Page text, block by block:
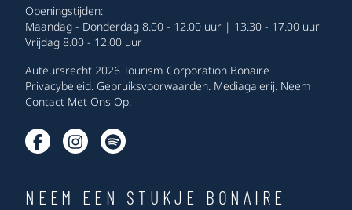
Openingstijden:
Maandag - Donderdag 8.00 - 12.00 uur | 13.30 - 17.00 uur
Vrijdag 8.00 - 12.00 uur
Auteursrecht 2026 Tourism Corporation Bonaire
Privacybeleid. Gebruiksvoorwaarden. Mediagalerij. Neem
Contact Met Ons Op.
NEEM EEN STUKJE BONAIRE